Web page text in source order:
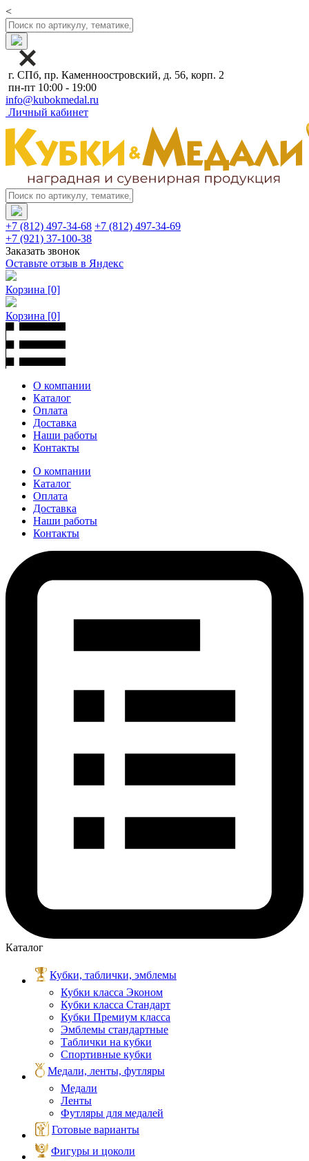
<
г. СПб, пр. Каменноостровский, д. 56, корп. 2
пн-пт 10:00 - 19:00
info@kubokmedal.ru
Личный кабинет
+7 (812) 497-34-68 +7 (812) 497-34-69
+7 (921) 37-100-38
Заказать звонок
Оставьте отзыв в Яндекс
Корзина [0]
Корзина [0]
О компании
Каталог
Оплата
Доставка
Наши работы
Контакты
О компании
Каталог
Оплата
Доставка
Наши работы
Контакты
Каталог
Кубки, таблички, эмблемы
Кубки класса Эконом
Кубки класса Стандарт
Кубки Премиум класса
Эмблемы стандартные
Таблички на кубки
Спортивные кубки
Медали, ленты, футляры
Медали
Ленты
Футляры для медалей
Готовые варианты
Фигуры и цоколи